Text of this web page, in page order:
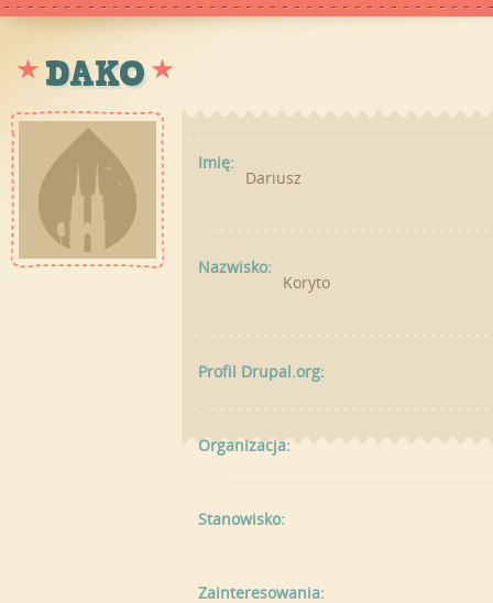
DAKO
Imię:
Dariusz
Nazwisko:
Koryto
Profil Drupal.org:
Organizacja:
Stanowisko:
Zainteresowania: